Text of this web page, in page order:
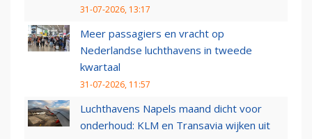
31-07-2026, 13:17
Meer passagiers en vracht op
Nederlandse luchthavens in tweede
kwartaal
31-07-2026, 11:57
Luchthavens Napels maand dicht voor
onderhoud: KLM en Transavia wijken uit